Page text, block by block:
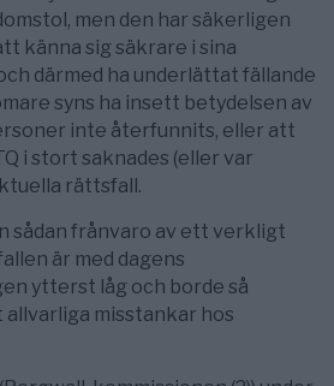
men den har säkerligen
känna sig säkrare i sina
därmed ha underlättat fällande
syns ha insett betydelsen av
inte återfunnits, eller att
i stort saknades (eller var
rättsfall.
sådan frånvaro av ett verkligt
är med dagens
ytterst låg och borde så
misstankar hos